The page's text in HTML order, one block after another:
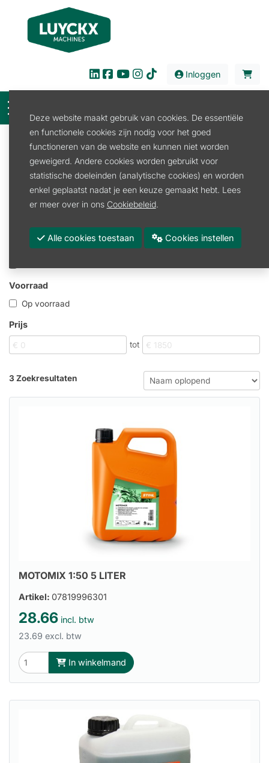
Inloggen
Filter
Verkoop Verbruiksproducten
Motomix
Promoties
Merk
Voorraad
Op voorraad
Prijs
tot
3 Zoekresultaten
MOTOMIX 1:50 5 LITER
Artikel: 07819996301
28.66 incl. btw
23.69 excl. btw
In winkelmand
Deze website maakt gebruik van cookies. De essentiële
en functionele cookies zijn nodig voor het goed
functioneren van de website en kunnen niet worden
geweigerd. Andere cookies worden gebruikt voor
statistische doeleinden (analytische cookies) en worden
enkel geplaatst nadat je een keuze gemaakt hebt. Lees
er meer over in ons Cookiebeleid.
Alle cookies toestaan Cookies instellen